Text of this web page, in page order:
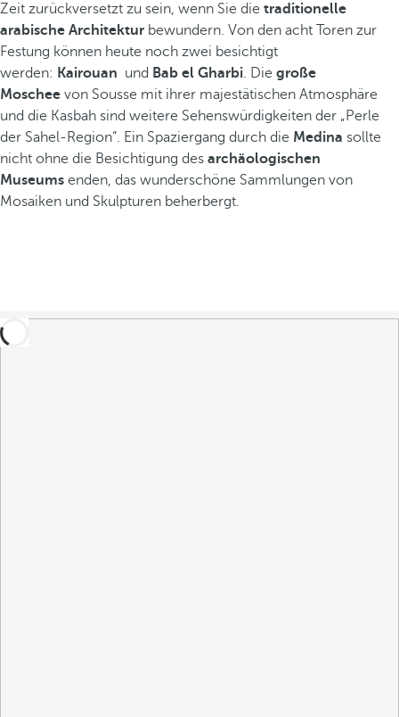
Zeit zurückversetzt zu sein, wenn Sie die traditionelle
arabische Architektur bewundern. Von den acht Toren zur
Festung können heute noch zwei besichtigt
werden: Kairouan und Bab el Gharbi. Die große
Moschee von Sousse mit ihrer majestätischen Atmosphäre
und die Kasbah sind weitere Sehenswürdigkeiten der „Perle
der Sahel-Region“. Ein Spaziergang durch die Medina sollte
nicht ohne die Besichtigung des archäologischen
Museums enden, das wunderschöne Sammlungen von
Mosaiken und Skulpturen beherbergt.